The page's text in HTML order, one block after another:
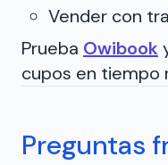
Vender con
Prueba Owibook
cupos en tiempo
Preguntas